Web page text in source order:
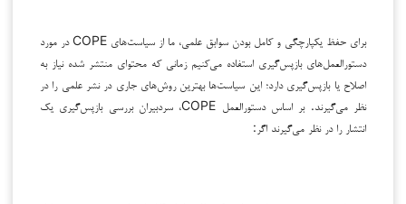
برای حفظ یکپارچگی و کامل بودن سوابق علمی، ما از سیاست‌های COPE در مورد
دستورالعمل‌های بازپس‌گیری استفاده می‌کنیم زمانی که محتوای منتشر شده نیاز به
اصلاح یا بازپس‌گیری دارد؛ این سیاست‌ها بهترین روش‌های جاری در نشر علمی را در
نظر می‌گیرند. بر اساس دستورالعمل COPE، سردبیران بررسی بازپس‌گیری یک
انتشار را در نظر می‌گیرند اگر: